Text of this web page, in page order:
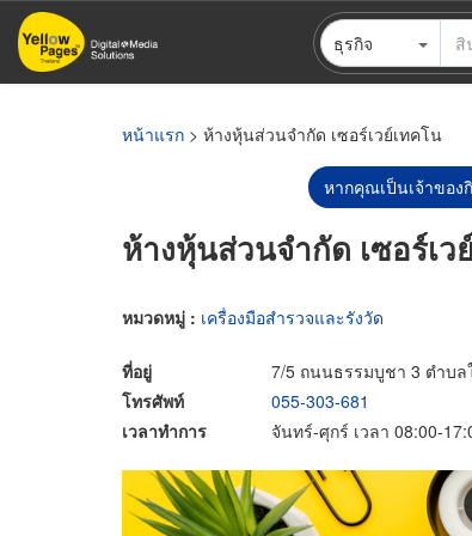
ข้าม
ไป
ธุรกิจ
หน้าแรก > ห้างหุ้นส่วนจำกัด เซอร์เวย์เทคโน
หากคุณเป็นเจ้าของ
ห้างหุ้นส่วนจำกัด เซอร์เว
หมวดหมู่ : เครื่องมือสำรวจและรังวัด
ที่อยู่
7/5 ถนนธรรมบูชา 3 ตำบล
โทรศัพท์
055-303-681
เวลาทำการ
จันทร์-ศุกร์ เวลา 08:00-